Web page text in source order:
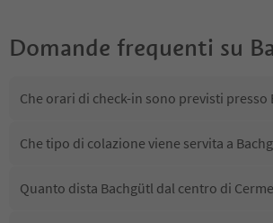
Domande frequenti su
Che orari di check-in sono previsti presso
Che tipo di colazione viene servita a
Quanto dista Bachgütl dal centro di